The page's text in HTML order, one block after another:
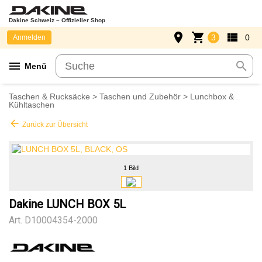
Dakine Schweiz – Offizieller Shop
menu Menü search
Anmelden place shopping_cart 3 view_list 0
Taschen & Rucksäcke > Taschen und Zubehör > Lunchbox &
Kühltaschen
arrow_back Zurück zur Übersicht
1 Bild
Dakine LUNCH BOX 5L
Art. D10004354-2000